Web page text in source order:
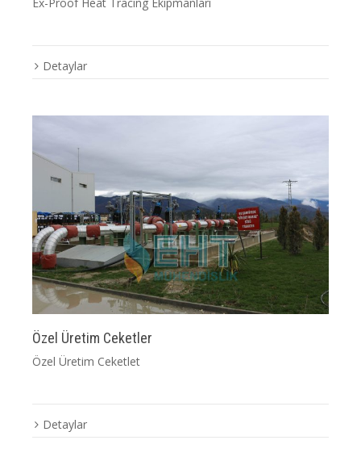
Detaylar
Özel Üretim Ceketler
Özel Üretim Ceketlet
Detaylar